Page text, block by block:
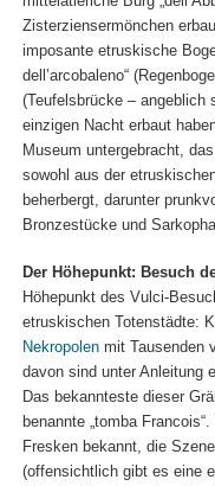
Zisterziensermönchen
imposante etruskische
dell’arcobaleno“
(Teufelsbrücke – angeblich
einzigen Nacht erbaut
Museum untergebracht,
sowohl aus der
beherbergt, darunter
Bronzestücke und
Der Höhepunkt: Besuch
Höhepunkt des Vulci-
etruskischen Totenstädte:
Nekropolenmit Tausenden
davon sind unter Anleitung
Das bekannteste dieser
benannte „tomba
Fresken bekannt, die
(offensichtlich gibt es eine